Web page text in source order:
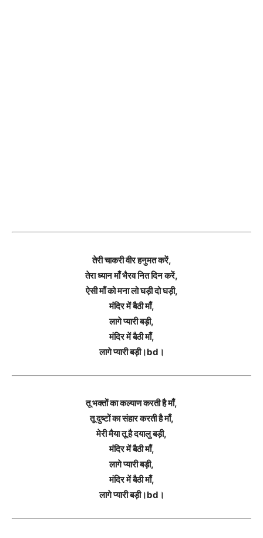
तेरी चाकरी वीर हनुमत करें,
तेरा ध्यान माँ भैरव नित दिन करें,
ऐसी माँ को मना लो घड़ी दो घड़ी,
मंदिर में बैठी माँ,
लागे प्यारी बड़ी,
मंदिर में बैठी माँ,
लागे प्यारी बड़ी।bd।
तू भक्तों का कल्याण करती है माँ,
तू दुष्टों का संहार करती है माँ,
मेरी मैया तू है दयालु बड़ी,
मंदिर में बैठी माँ,
लागे प्यारी बड़ी,
मंदिर में बैठी माँ,
लागे प्यारी बड़ी।bd।